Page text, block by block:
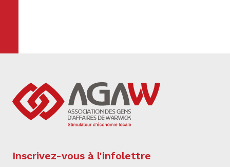
Inscrivez-vous à l'infolettre